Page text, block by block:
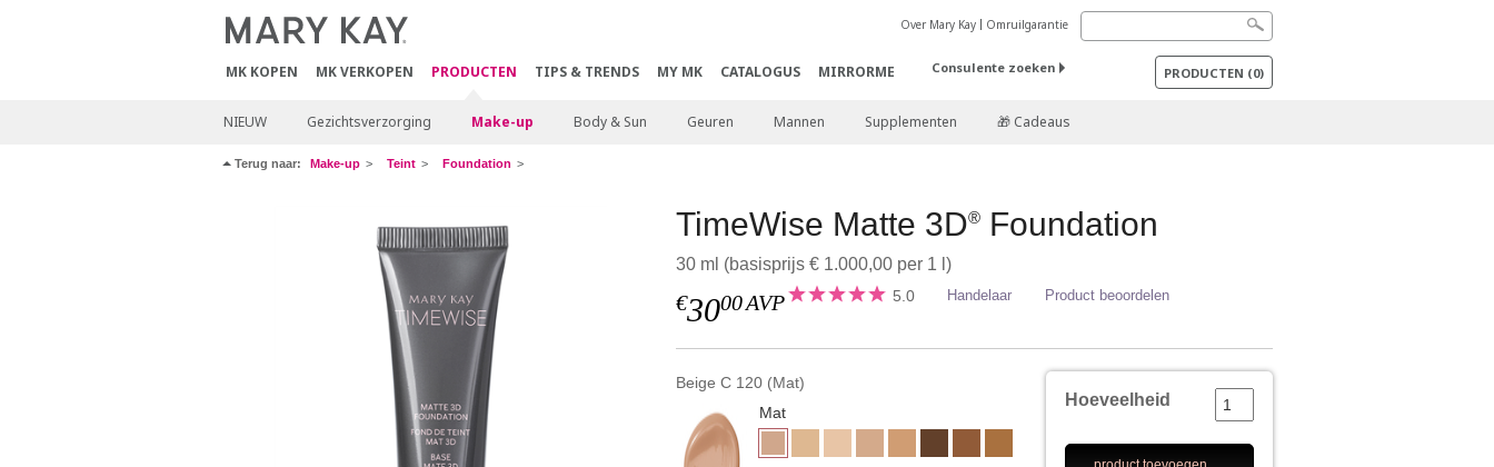
MK KOPEN MK VERKOPEN PRODUCTEN TIPS & TRENDS MY MK CATALOGUS MIRRORME
Over Mary Kay Omruilgarantie
Consulente zoeken PRODUCTEN (0)
NIEUW Gezichtsverzorging Make-up Body & Sun Geuren Mannen Supplementen 🎁 Cadeaus
Terug naar: Make-up Teint Foundation
TimeWise Matte 3D® Foundation
30 ml (basisprijs € 1.000,00 per 1 l)
€3000AVP 5.0 Handelaar Product beoordelen
Beige C 120 (Mat)
Mat
Hoeveelheid